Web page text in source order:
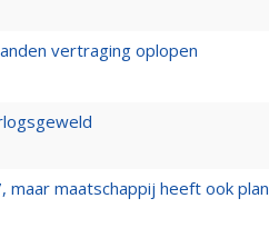
vertraging oplopen
maar maatschappij heeft ook plan